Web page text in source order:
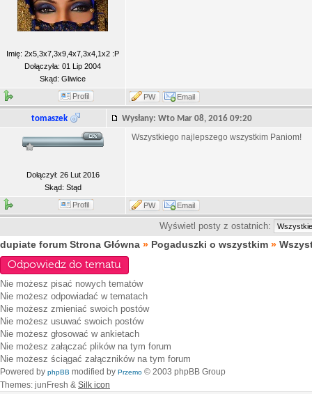
Imię: 2x5,3x7,3x9,4x7,3x4,1x2 :P
Dołączyła: 01 Lip 2004
Skąd: Gliwice
Profil PW Email
tomaszek Wysłany: Wto Mar 08, 2016 09:20
Dołączył: 26 Lut 2016
Skąd: Stąd
Wszystkiego najlepszego wszystkim Paniom!
Profil PW Email
Wyświetl posty z ostatnich:
dupiate forum Strona Główna » Pogaduszki o wszystkim »
Odpowiedz do tematu
Nie możesz pisać nowych tematów
Nie możesz odpowiadać w tematach
Nie możesz zmieniać swoich postów
Nie możesz usuwać swoich postów
Nie możesz głosować w ankietach
Nie możesz załączać plików na tym forum
Nie możesz ściągać załączników na tym forum
Powered by phpBB modified by Przemo © 2003 phpBB Group
Themes: junFresh & Silk icon